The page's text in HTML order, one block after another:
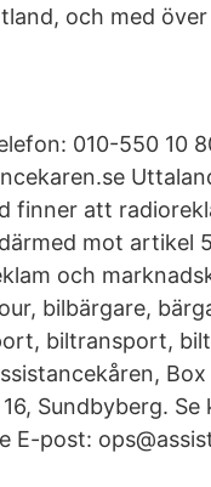
och med
010-550 10
finner att
mot artikel
och
bilbärgare,
biltransport,
Box
Sundbyberg.
E-post: